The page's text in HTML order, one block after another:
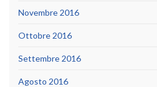
Novembre 2016
Ottobre 2016
Settembre 2016
Agosto 2016